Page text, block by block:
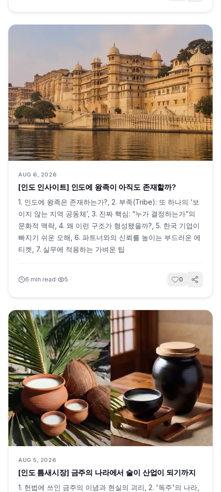
AUG 6, 2026
[인도 인사이트] 인도에 왕족이 아직도 존재할까?
1. 인도에 왕족은 존재하는가?, 2. 부족(Tribe): 또 하나의 ‘보
이지 않는 지역 공동체’, 3. 진짜 핵심: “누가 결정하는가”의
문화적 맥락, 4. 왜 이런 구조가 형성됐을까?, 5. 한국 기업이
빠지기 쉬운 오해, 6. 파트너와의 신뢰를 높이는 부드러운 에
티켓, 7. 실무에 적용하는 가벼운 팁
6 min read· 5 0
AUG 5, 2026
[인도 틈새시장] 금주의 나라에서 술이 산업이 되기까지
1. 헌법에 쓰인 금주의 이념과 현실의 괴리, 2. '독주'의 나라,